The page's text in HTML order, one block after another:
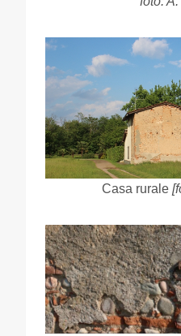
Casa rurale